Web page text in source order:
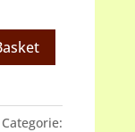
Categorie: